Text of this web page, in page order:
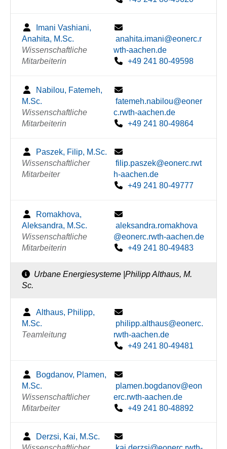
Imani Vashiani,
Anahita, M.Sc.
Wissenschaftliche
Mitarbeiterin
anahita.imani@eonerc.r
wth-aachen.de
+49 241 80-49598
Nabilou, Fatemeh,
M.Sc.
Wissenschaftliche
Mitarbeiterin
fatemeh.nabilou@eoner
c.rwth-aachen.de
+49 241 80-49864
Paszek, Filip, M.Sc.
Wissenschaftlicher
Mitarbeiter
filip.paszek@eonerc.rwt
h-aachen.de
+49 241 80-49777
Romakhova,
Aleksandra, M.Sc.
Wissenschaftliche
Mitarbeiterin
aleksandra.romakhova
@eonerc.rwth-aachen.de
+49 241 80-49483
Urbane Energiesysteme |Philipp Althaus, M.
Sc.
Althaus, Philipp,
M.Sc.
Teamleitung
philipp.althaus@eonerc.
rwth-aachen.de
+49 241 80-49481
Bogdanov, Plamen,
M.Sc.
Wissenschaftlicher
Mitarbeiter
plamen.bogdanov@eon
erc.rwth-aachen.de
+49 241 80-48892
Derzsi, Kai, M.Sc.